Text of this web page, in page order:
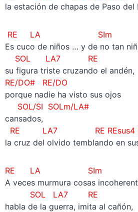
la estación de chapas de Paso del
RE LA SIm
Es cuco de niños … y de no tan
SOL LA7 RE
su figura triste cruzando el andén,
RE/DO# RE/DO
porque nadie ha visto sus ojos
SOL/SI SOLm/LA#
cansados,
RE LA7 RE REsus4
la cruz del olvido temblando en
RE LA SIm
A veces murmura cosas
SOL LA7 RE
habla de la guerra, imita al cañón,